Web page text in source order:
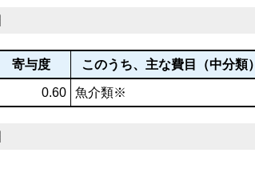
寄与度 このうち、主な費目（中分類）
0.60 魚介類※